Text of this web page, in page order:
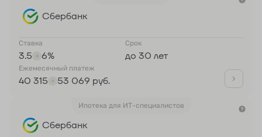
Сбербанк
Ставка
3.5 6%
Срок
до 30 лет
Ежемесячный платеж
40 315 53 069 руб.
Ипотека для ИТ-специалистов
Сбербанк